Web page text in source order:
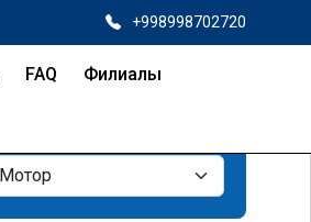
+998998702720
FAQ Филиалы